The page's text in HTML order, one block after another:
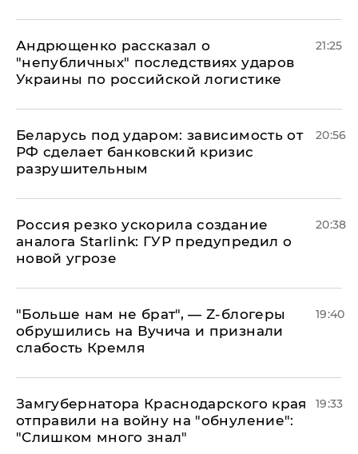
Андрющенко рассказал о
"непубличных" последствиях ударов
Украины по российской логистике
21:25
Беларусь под ударом: зависимость от
РФ сделает банковский кризис
разрушительным
20:56
​Россия резко ускорила создание
аналога Starlink: ГУР предупредил о
новой угрозе
20:38
​"Больше нам не брат", — Z-блогеры
обрушились на Вучича и признали
слабость Кремля
19:40
Замгубернатора Краснодарского края
отправили на войну на "обнуление":
"Слишком много знал"
19:33